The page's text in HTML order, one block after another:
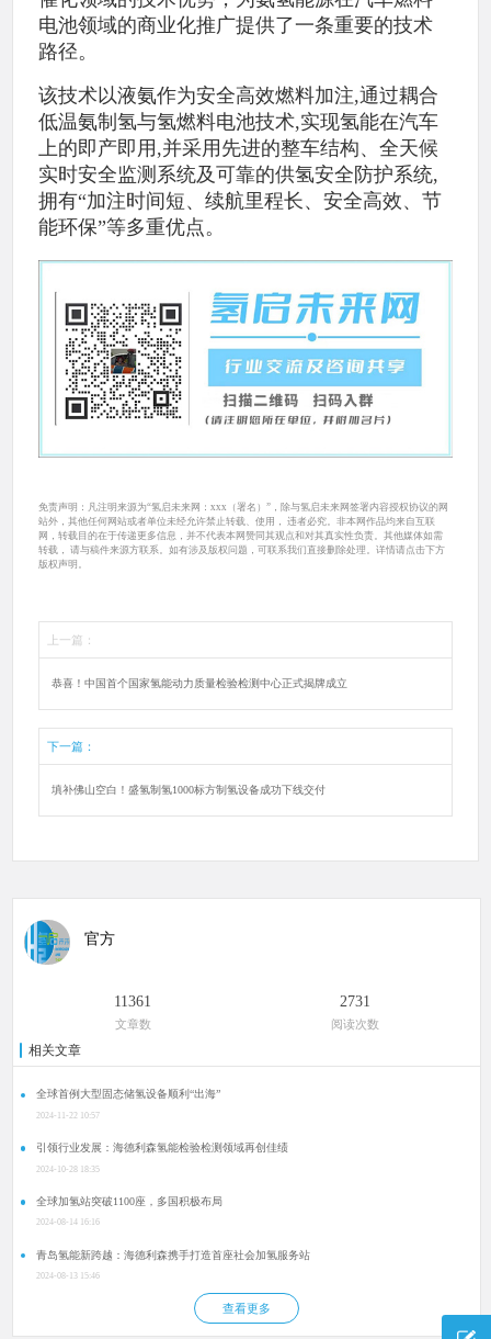
电池领域的商业化推广提供了一条重要的技术
路径。
该技术以液氨作为安全高效燃料加注,通过耦合
低温氨制氢与氢燃料电池技术,实现氢能在汽车
上的即产即用,并采用先进的整车结构、全天候
实时安全监测系统及可靠的供氢安全防护系统,
拥有“加注时间短、续航里程长、安全高效、节
能环保”等多重优点。
免责声明：凡注明来源为“氢启未来网：xxx（署名）”，除与氢启未来网签署内容授权协议的网
站外，其他任何网站或者单位未经允许禁止转载、使用， 违者必究。非本网作品均来自互联
网，转载目的在于传递更多信息，并不代表本网赞同其观点和对其真实性负责。其他媒体如需
转载， 请与稿件来源方联系。如有涉及版权问题，可联系我们直接删除处理。详情请点击下方
版权声明。
上一篇：
恭喜！中国首个国家氢能动力质量检验检测中心正式揭牌成立
下一篇：
填补佛山空白！盛氢制氢1000标方制氢设备成功下线交付
官方
11361
文章数
2731
阅读次数
相关文章
全球首例大型固态储氢设备顺利“出海”
2024-11-22 10:57
引领行业发展：海德利森氢能检验检测领域再创佳绩
2024-10-28 18:35
全球加氢站突破1100座，多国积极布局
2024-08-14 16:16
青岛氢能新跨越：海德利森携手打造首座社会加氢服务站
2024-08-13 15:46
查看更多